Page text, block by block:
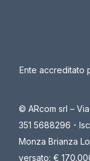
Ente accreditato
© ARcom srl –
351 5688296 -
Monza Brianza
versato: €